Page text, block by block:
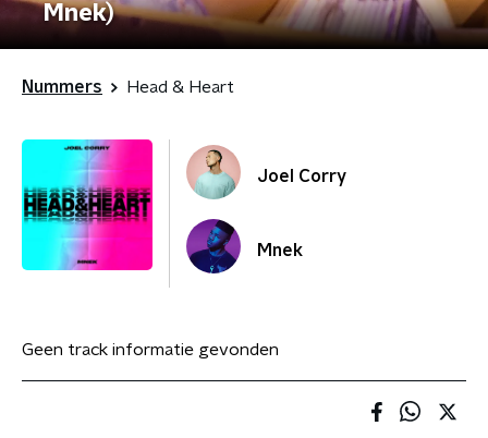
Mnek)
Nummers Head & Heart
Joel Corry
Mnek
Geen track informatie gevonden